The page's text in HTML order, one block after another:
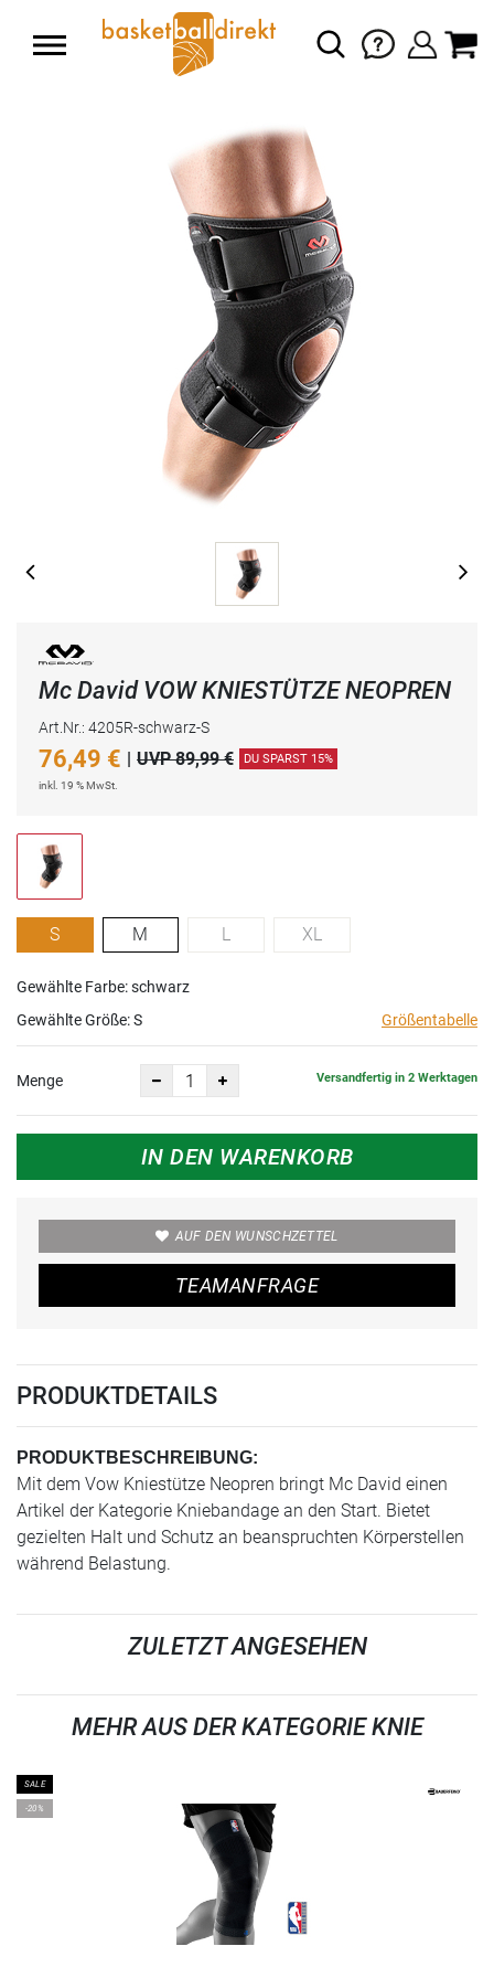
Mc David VOW KNIESTÜTZE NEOPREN
Art.Nr.: 4205R-schwarz-S
76,49 € | UVP 89,99 € DU SPARST 15%
inkl. 19 % MwSt.
S M L XL
Gewählte Farbe: schwarz
Gewählte Größe:S Größentabelle
Menge Versandfertig in 2 Werktagen
IN DEN WARENKORB
AUF DEN WUNSCHZETTEL
TEAMANFRAGE
PRODUKTDETAILS
PRODUKTBESCHREIBUNG:
Mit dem Vow Kniestütze Neopren bringt Mc David einen
Artikel der Kategorie Kniebandage an den Start. Bietet
gezielten Halt und Schutz an beanspruchten Körperstellen
während Belastung.
ZULETZT ANGESEHEN
MEHR AUS DER KATEGORIE KNIE
SALE
-20%